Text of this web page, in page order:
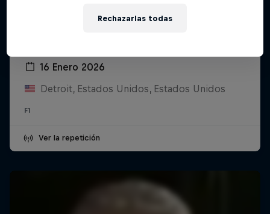
16 Enero 2026
Detroit, Estados Unidos, Estados Unidos
F1
Ver la repetición
Rechazarlas todas